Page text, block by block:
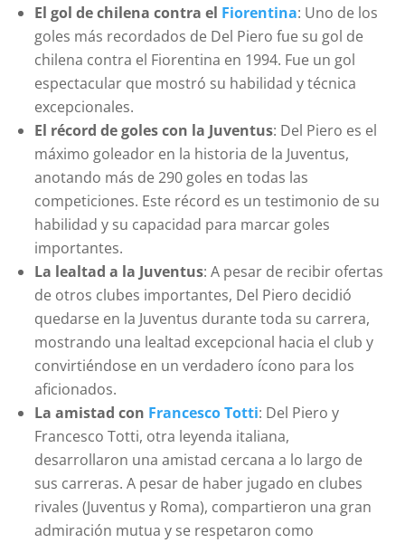
El gol de chilena contra el Fiorentina: Uno de los
goles más recordados de Del Piero fue su gol de
chilena contra el Fiorentina en 1994. Fue un gol
espectacular que mostró su habilidad y técnica
excepcionales.
El récord de goles con la Juventus: Del Piero es el
máximo goleador en la historia de la Juventus,
anotando más de 290 goles en todas las
competiciones. Este récord es un testimonio de su
habilidad y su capacidad para marcar goles
importantes.
La lealtad a la Juventus: A pesar de recibir ofertas
de otros clubes importantes, Del Piero decidió
quedarse en la Juventus durante toda su carrera,
mostrando una lealtad excepcional hacia el club y
convirtiéndose en un verdadero ícono para los
aficionados.
La amistad con Francesco Totti: Del Piero y
Francesco Totti, otra leyenda italiana,
desarrollaron una amistad cercana a lo largo de
sus carreras. A pesar de haber jugado en clubes
rivales (Juventus y Roma), compartieron una gran
admiración mutua y se respetaron como